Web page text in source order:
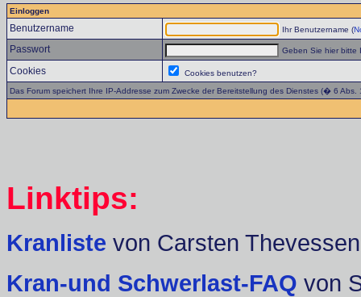
Einloggen
Benutzername Ihr Benutzername (
Passwort Geben Sie hier bitte
Cookies
Cookies benutzen?
Das Forum speichert Ihre IP-Addresse zum Zwecke der Bereitstellung des Dienstes (� 6
Linktips:
Kranliste von Carsten Thevessen
Kran-und Schwerlast-FAQ von